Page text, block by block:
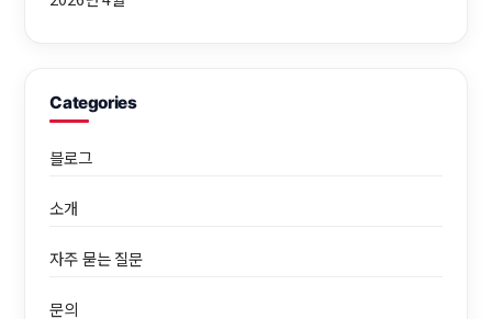
Categories
블로그
소개
자주 묻는 질문
문의